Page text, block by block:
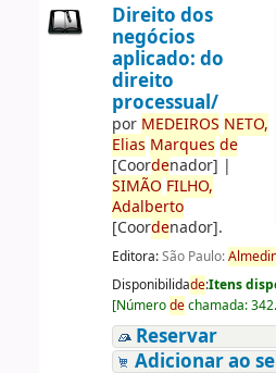
Direito dos
negócios
aplicado: do
direito
processual/
por MEDEIROS NETO,
Elias Marques de
[Coordenador] |
SIMÃO FILHO,
Adalberto
[Coordenador].
Editora:São Paulo:
Disponibilidade:Itens
[Númerodechamada:
Reservar
Adicionar ao